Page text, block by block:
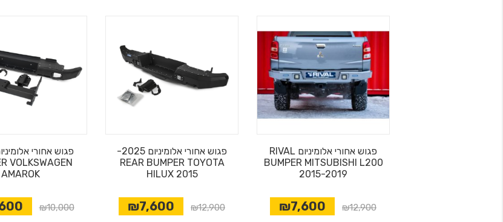
פגוש אחורי אלומיניום RIVAL
BUMPER MITSUBISHI L200
2015-2019
₪12,900
₪7,600
פגוש אחורי אלומיניום 2025-
REAR BUMPER TOYOTA
HILUX 2015
₪12,900
₪7,600
VOLKSWAGEN
AMAROK
₪10,000